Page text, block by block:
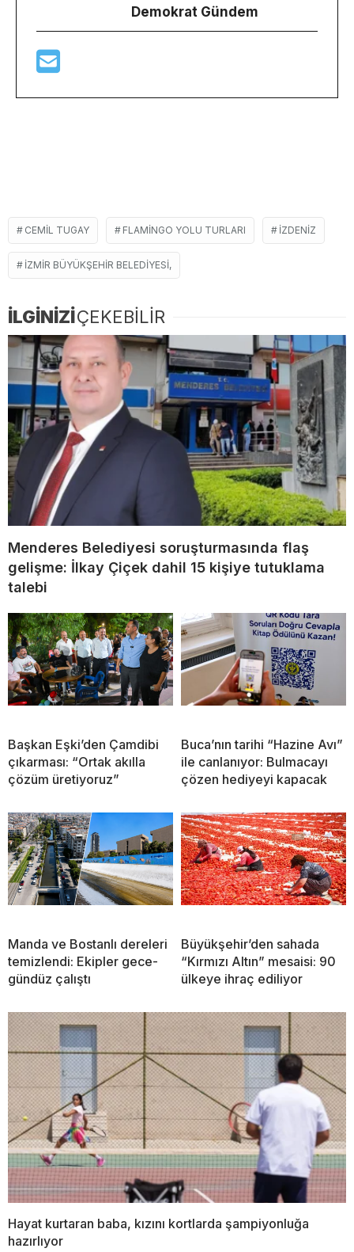
Demokrat Gündem
CEMIL TUGAY FLAMINGO YOLU TURLARI IZDENIZ
İZMIR BÜYÜKŞEHIR BELEDIYESI,
İLGİNİZİÇEKEBİLİR
Menderes Belediyesi soruşturmasında flaş
gelişme: İlkay Çiçek dahil 15 kişiye tutuklama
talebi
Başkan Eşki’den Çamdibi
çıkarması: “Ortak akılla
çözüm üretiyoruz”
Buca’nın tarihi “Hazine Avı”
ile canlanıyor: Bulmacayı
çözen hediyeyi kapacak
Manda ve Bostanlı dereleri
temizlendi: Ekipler gece-
gündüz çalıştı
Büyükşehir’den sahada
“Kırmızı Altın” mesaisi: 90
ülkeye ihraç ediliyor
Hayat kurtaran baba, kızını kortlarda şampiyonluğa
hazırlıyor